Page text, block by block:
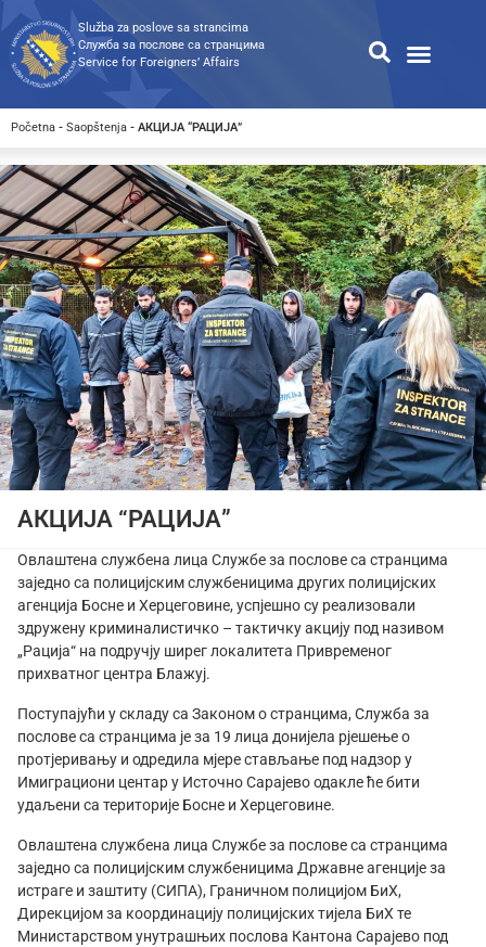
Služba za poslove sa strancima
Служба за послове са странцима
Service for Foreigners’ Affairs
Početna - Saopštenja - АКЦИЈА “РАЦИЈА”
АКЦИЈА “РАЦИЈА”
Овлаштена службена лица Службе за послове са странцима
заједно са полицијским службеницима других полицијских
агенција Босне и Херцеговине, успјешно су реализовали
здружену криминалистичко – тактичку акцију под називом
„Рација“ на подручју ширег локалитета Привременог
прихватног центра Блажуј.
Поступајући у складу са Законом о странцима, Служба за
послове са странцима је за 19 лица донијела рјешење о
протјеривању и одредила мјере стављање под надзор у
Имиграциони центар у Источно Сарајево одакле ће бити
удаљени са територије Босне и Херцеговине.
Овлаштена службена лица Службе за послове са странцима
заједно са полицијским службеницима Државне агенције за
истраге и заштиту (СИПА), Граничном полицијом БиХ,
Дирекцијом за координацију полицијских тијела БиХ те
Министарством унутрашњих послова Кантона Сарајево под